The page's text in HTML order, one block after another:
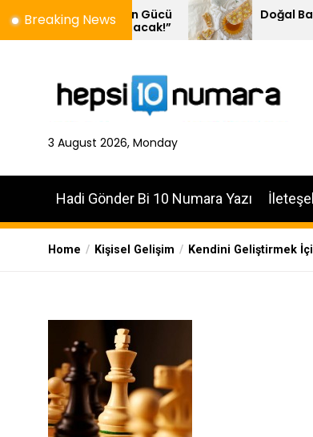
to
Breaking News
Gücü
Doğal Balın 10 Özelliği
3 August 2026, Monday
Hadi Gönder Bi 10 Numara Yazı
Home Kişisel Gelişim Kendini Geliştirmek